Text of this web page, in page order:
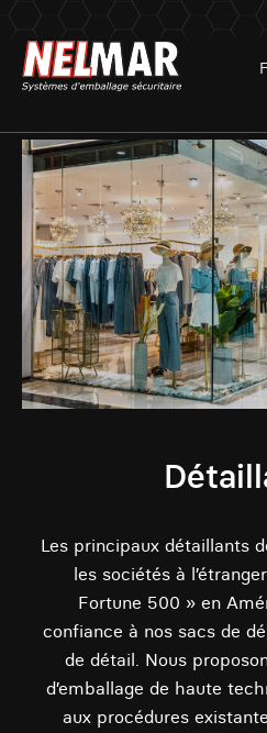
Les principaux détaillants
les sociétés à
Fortune 500 » en
confiance à nos sacs de
de détail. Nous
d’emballage de haute
aux procédures